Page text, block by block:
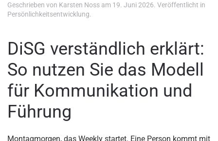
Geschrieben von Karsten Noss am 19. Juni 2026. Veröffentlicht in
Persönlichkeitsentwicklung.
DiSG verständlich erklärt:
So nutzen Sie das Modell
für Kommunikation und
Führung
Montagmorgen, das Weekly startet. Eine Person kommt mit